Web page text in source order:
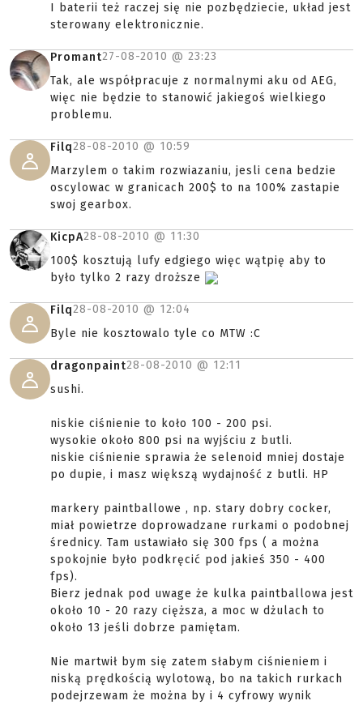
I baterii też raczej się nie pozbędziecie, układ jest
sterowany elektronicznie.
Promant27-08-2010 @ 23:23
Tak, ale współpracuje z normalnymi aku od AEG,
więc nie będzie to stanowić jakiegoś wielkiego
problemu.
Filq28-08-2010 @ 10:59
Marzylem o takim rozwiazaniu, jesli cena bedzie
oscylowac w granicach 200$ to na 100% zastapie
swoj gearbox.
KicpA28-08-2010 @ 11:30
100$ kosztują lufy edgiego więc wątpię aby to
było tylko 2 razy droższe
Filq28-08-2010 @ 12:04
Byle nie kosztowalo tyle co MTW :C
dragonpaint28-08-2010 @ 12:11
sushi.
niskie ciśnienie to koło 100 - 200 psi.
wysokie około 800 psi na wyjściu z butli.
niskie ciśnienie sprawia że selenoid mniej dostaje
po dupie, i masz większą wydajność z butli. HP
markery paintballowe , np. stary dobry cocker,
miał powietrze doprowadzane rurkami o podobnej
średnicy. Tam ustawiało się 300 fps ( a można
spokojnie było podkręcić pod jakieś 350 - 400
fps).
Bierz jednak pod uwage że kulka paintballowa jest
około 10 - 20 razy cięższa, a moc w dżulach to
około 13 jeśli dobrze pamiętam.
Nie martwił bym się zatem słabym ciśnieniem i
niską prędkością wylotową, bo na takich rurkach
podejrzewam że można by i 4 cyfrowy wynik